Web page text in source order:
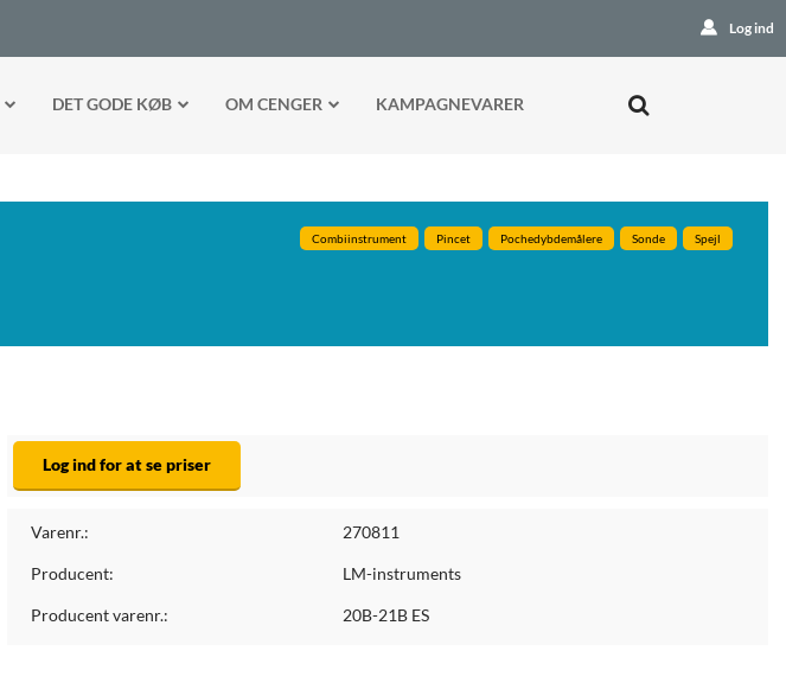
Log ind
DET GODE KØB OM CENGER KAMPAGNEVARER
Combiinstrument Pincet Pochedybdemålere Sonde Spejl
Log ind for at se priser
Varenr.: 270811
Producent: LM-instruments
Producent varenr.: 20B-21B ES